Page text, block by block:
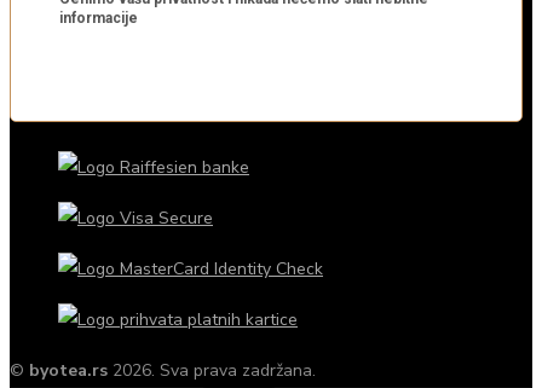
© byotea.rs 2026. Sva prava zadržana.